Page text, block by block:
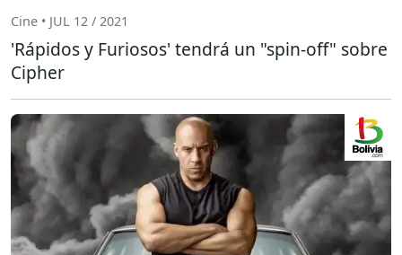
Cine • JUL 12 / 2021
'Rápidos y Furiosos' tendrá un "spin-off" sobre
Cipher